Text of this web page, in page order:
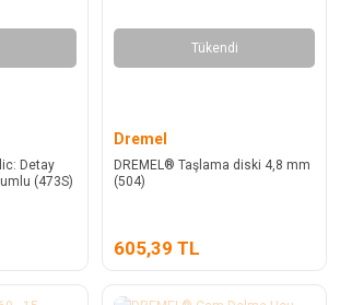
Detay
(473S)
Tükendi
Dremel
DREMEL® Taşlama diski 4,8 mm
(504)
605,39 TL